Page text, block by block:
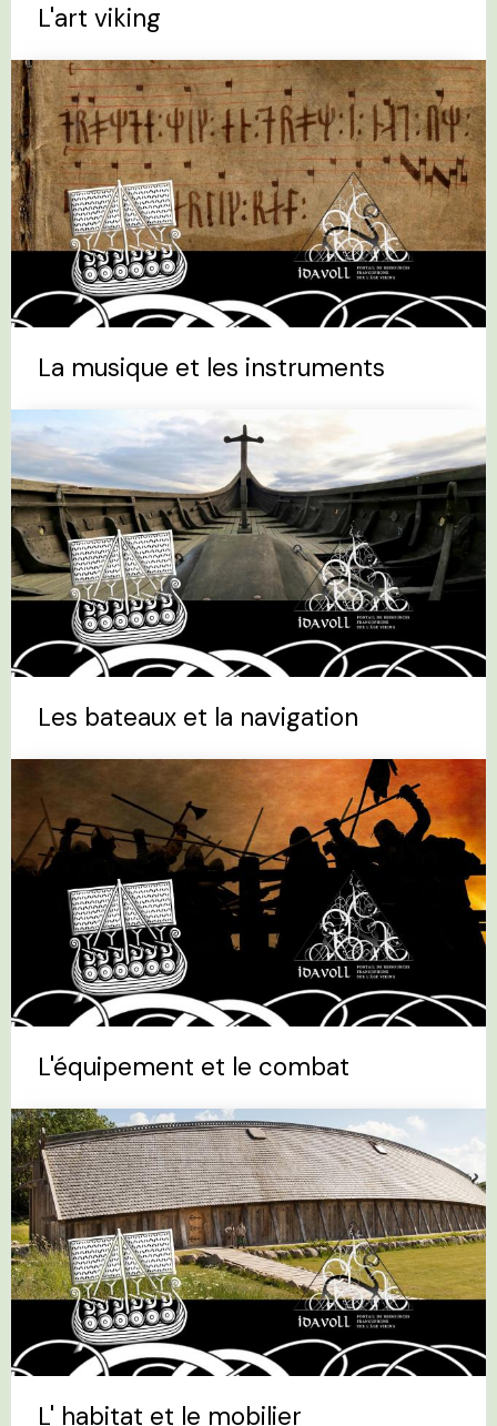
L'art viking
La musique et les instruments
Les bateaux et la navigation
L'équipement et le combat
L' habitat et le mobilier